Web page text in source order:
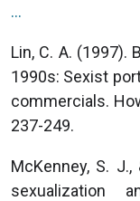
…
Lin, C. A. (1997).
1990s: Sexist
commercials.
237-249.
McKenney, S. J.,
sexualization